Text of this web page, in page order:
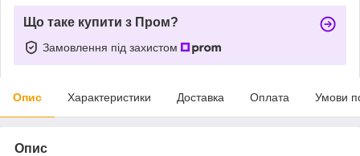
Що таке купити з Пром?
Замовлення під захистом
Опис Характеристики Доставка Оплата Умови
Опис